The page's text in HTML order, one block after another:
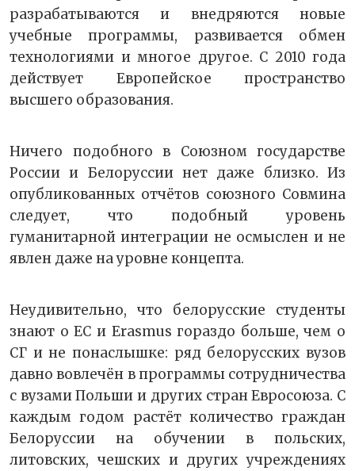
разрабатываются и внедряются новые
учебные программы, развивается обмен
технологиями и многое другое. С 2010 года
действует Европейское пространство
высшего образования.
Ничего подобного в Союзном государстве
России и Белоруссии нет даже близко. Из
опубликованных отчётов союзного Совмина
следует, что подобный уровень
гуманитарной интеграции не осмыслен и не
явлен даже на уровне концепта.
Неудивительно, что белорусские студенты
знают о ЕС и Erasmus гораздо больше, чем о
СГ и не понаслышке: ряд белорусских вузов
давно вовлечён в программы сотрудничества
с вузами Польши и других стран Евросоюза. С
каждым годом растёт количество граждан
Белоруссии на обучении в польских,
литовских, чешских и других учреждениях